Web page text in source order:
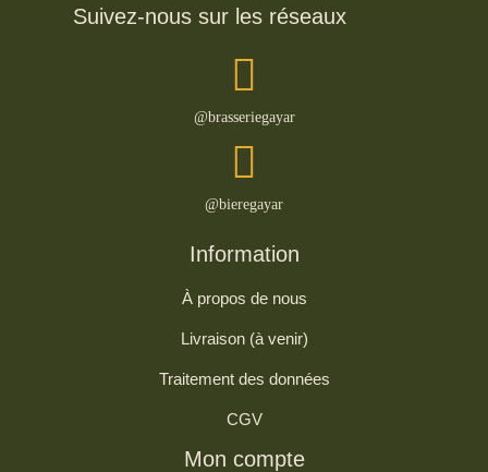
Suivez-nous sur les réseaux
@brasseriegayar
@bieregayar
Information
À propos de nous
Livraison (à venir)
Traitement des données
CGV
Mon compte